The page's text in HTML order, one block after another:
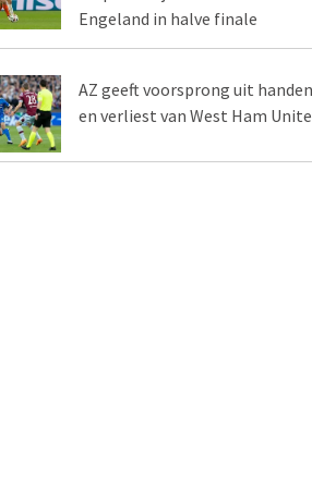
Engeland in halve finale
AZ geeft voorsprong uit handen
en verliest van West Ham